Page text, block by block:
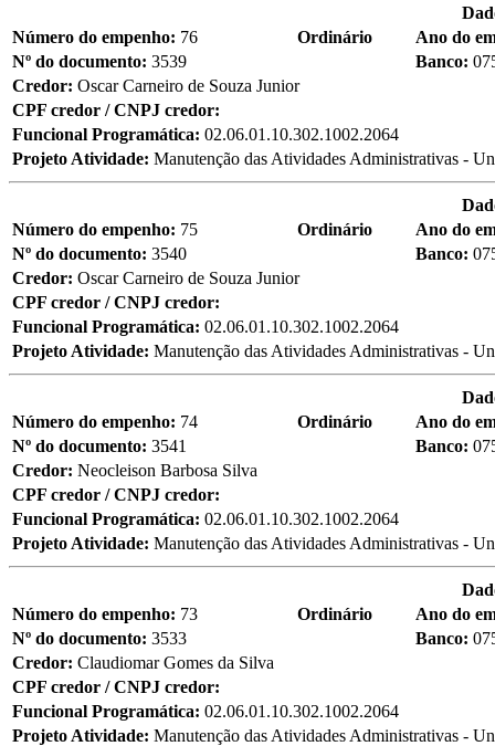
Número do empenho: 76 Ordinário
Ano do
Nº do documento: 3539 Banco:
Credor: Oscar Carneiro de Souza Junior
CPF credor / CNPJ credor:
Funcional Programática: 02.06.01.10.302.1002.2064
Projeto Atividade: Manutenção das Atividades Administrativas -
Número do empenho: 75 Ordinário
Ano do
Nº do documento: 3540 Banco:
Credor: Oscar Carneiro de Souza Junior
CPF credor / CNPJ credor:
Funcional Programática: 02.06.01.10.302.1002.2064
Projeto Atividade: Manutenção das Atividades Administrativas -
Número do empenho: 74 Ordinário
Ano do
Nº do documento: 3541 Banco:
Credor: Neocleison Barbosa Silva
CPF credor / CNPJ credor:
Funcional Programática: 02.06.01.10.302.1002.2064
Projeto Atividade: Manutenção das Atividades Administrativas -
Número do empenho: 73 Ordinário
Ano do
Nº do documento: 3533 Banco:
Credor: Claudiomar Gomes da Silva
CPF credor / CNPJ credor:
Funcional Programática: 02.06.01.10.302.1002.2064
Projeto Atividade: Manutenção das Atividades Administrativas -